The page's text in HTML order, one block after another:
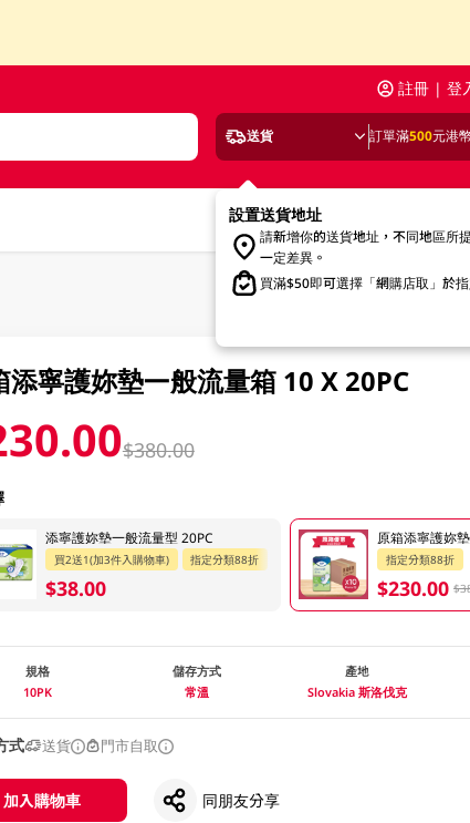
註冊 | 登
送貨 訂單滿500元港
設置送貨地址
請新增你的送貨地址，不同地區所
一定差異。
買滿$50即可選擇「網購店取」於
添寧護妳墊一般流量箱 10 X 20PC
$380.00
添寧護妳墊一般流量型 20PC
買2送1(加3件入購物車) 指定分類88折
$38.00
原箱添寧護妳
指定分類88折
$230.00
規格
10PK
儲存方式
常溫
產地
Slovakia 斯洛伐克
式 送貨 門市自取
加入購物車 同朋友分享